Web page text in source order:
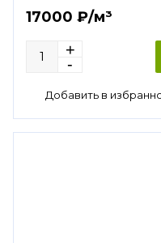
17000 ₽/м³